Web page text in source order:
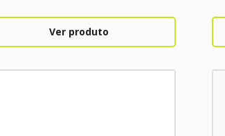
Ver produto